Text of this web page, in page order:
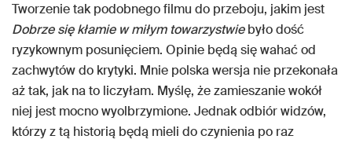
Tworzenie tak podobnego filmu do przeboju, jakim jest
Dobrze się kłamie w miłym towarzystwiebyło dość
ryzykownym posunięciem. Opinie będą się wahać od
zachwytów do krytyki. Mnie polska wersja nie przekonała
aż tak, jak na to liczyłam. Myślę, że zamieszanie wokół
niej jest mocno wyolbrzymione. Jednak odbiór widzów,
którzy z tą historią będą mieli do czynienia po raz